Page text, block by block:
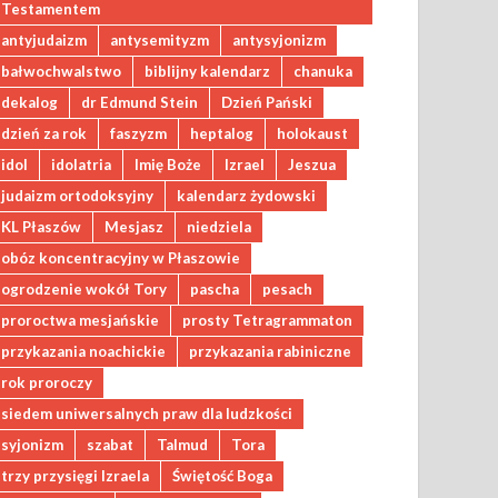
Testamentem
antyjudaizm
antysemityzm
antysyjonizm
bałwochwalstwo
biblijny kalendarz
chanuka
dekalog
dr Edmund Stein
Dzień Pański
dzień za rok
faszyzm heptalog
holokaust
idol
idolatria Imię Boże Izrael
Jeszua
judaizm ortodoksyjny
kalendarz żydowski
KL Płaszów
Mesjasz
niedziela
obóz koncentracyjny w Płaszowie
ogrodzenie wokół Tory
pascha
pesach
proroctwa mesjańskie
prosty Tetragrammaton
przykazania noachickie
przykazania rabiniczne
rok proroczy
siedem uniwersalnych praw dla ludzkości
syjonizm
szabat Talmud
Tora
trzy przysięgi Izraela
Świętość Boga